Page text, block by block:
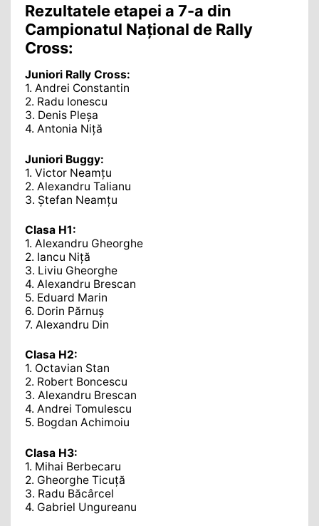
Rezultatele etapei a 7-a din
Campionatul Național de Rally
Cross:
Juniori Rally Cross:
1. Andrei Constantin
2. Radu Ionescu
3. Denis Pleșa
4. Antonia Niță
Juniori Buggy:
1. Victor Neamțu
2. Alexandru Talianu
3. Ștefan Neamțu
Clasa H1:
1. Alexandru Gheorghe
2. Iancu Niță
3. Liviu Gheorghe
4. Alexandru Brescan
5. Eduard Marin
6. Dorin Părnuș
7. Alexandru Din
Clasa H2:
1. Octavian Stan
2. Robert Boncescu
3. Alexandru Brescan
4. Andrei Tomulescu
5. Bogdan Achimoiu
Clasa H3:
1. Mihai Berbecaru
2. Gheorghe Ticuță
3. Radu Băcârcel
4. Gabriel Ungureanu